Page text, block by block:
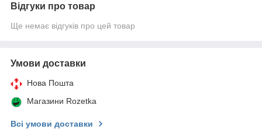
Відгуки про товар
Ще немає відгуків про цей товар
Умови доставки
Нова Пошта
Магазини Rozetka
Всі умови доставки